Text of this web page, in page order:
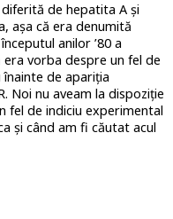
de hepatita A și
așa că era denumită
anilor ’80 a
vorba despre un fel de
de apariția
Noi nu aveam la dispoziție
fel de indiciu experimental
și când am fi căutat acul